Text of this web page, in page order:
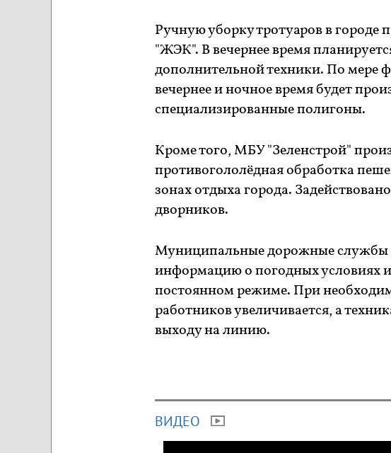
Ручную уборку тротуаров в
"ЖЭК". В вечернее время
дополнительной техники. По мере
вечернее и ночное время будет
специализированные полигоны.
Кроме того, МБУ "Зеленстрой"
противогололёдная обработка
зонах отдыха города.
дворников.
Муниципальные дорожные службы
информацию о погодных условиях
постоянном режиме. При
работников увеличивается, а
выходу на линию.
ВИДЕО